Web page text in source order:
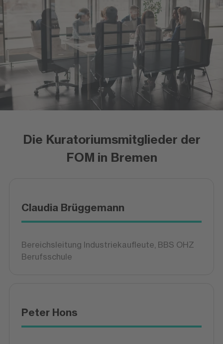
Die Kuratoriumsmitglieder der
FOM in Bremen
Claudia Brüggemann
Bereichsleitung Industriekaufleute, BBS OHZ
Berufsschule
Peter Hons